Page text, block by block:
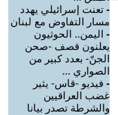
- تعنت إسرائيلي يهدد
مسار التفاوض مع لبنان
- اليمن.. الحوثيون
يعلنون قصف -صحن
الجنّ- بعدد كبير من
الصواري ...
- فيديو -قاس- يثير
غضب العراقيين
والشرطة تصدر بيانا